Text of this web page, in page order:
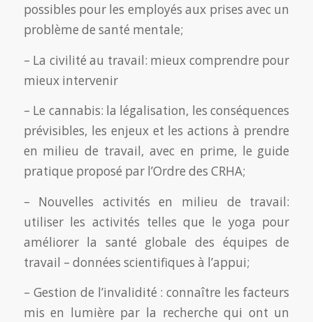
possibles pour les employés aux prises avec un
problème de santé mentale;
– La civilité au travail: mieux comprendre pour
mieux intervenir
– Le cannabis: la légalisation, les conséquences
prévisibles, les enjeux et les actions à prendre
en milieu de travail, avec en prime, le guide
pratique proposé par l’Ordre des CRHA;
– Nouvelles activités en milieu de travail:
utiliser les activités telles que le yoga pour
améliorer la santé globale des équipes de
travail – données scientifiques à l’appui;
– Gestion de l’invalidité : connaître les facteurs
mis en lumière par la recherche qui ont un